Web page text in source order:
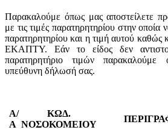
Παρακαλούμε όπως μας αποστείλετε
με τις τιμές παρατηρητηρίου στην οποία
παρατηρητηρίου και η τιμή αυτού καθώς
ΕΚΑΠΤΥ. Εάν το είδος δεν
παρατηρητήριο τιμών παρακαλούμε
υπεύθυνη δήλωσή σας.
Α/
Α
ΚΩΔ.
ΝΟΣΟΚΟΜΕΙΟΥ